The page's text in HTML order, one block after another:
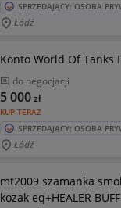
SPRZEDAJĄCY: OSOBA
Łódź
Konto World Of Tanks
do negocjacji
KUP TERAZ
5 000zł
SPRZEDAJĄCY: OSOBA
Łódź
mt2009 szamanka
kozak eq+HEALER BUFF